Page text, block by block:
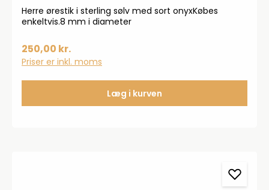
Herre ørestik i sterling sølv med sort onyxKøbes
enkeltvis.8 mm i diameter
250,00 kr.
Priser er inkl. moms
Læg i kurven